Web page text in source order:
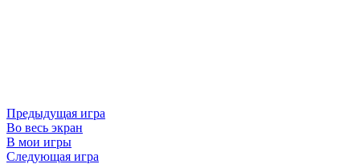
Предыдущая игра
Во весь экран
В мои игры
Следующая игра